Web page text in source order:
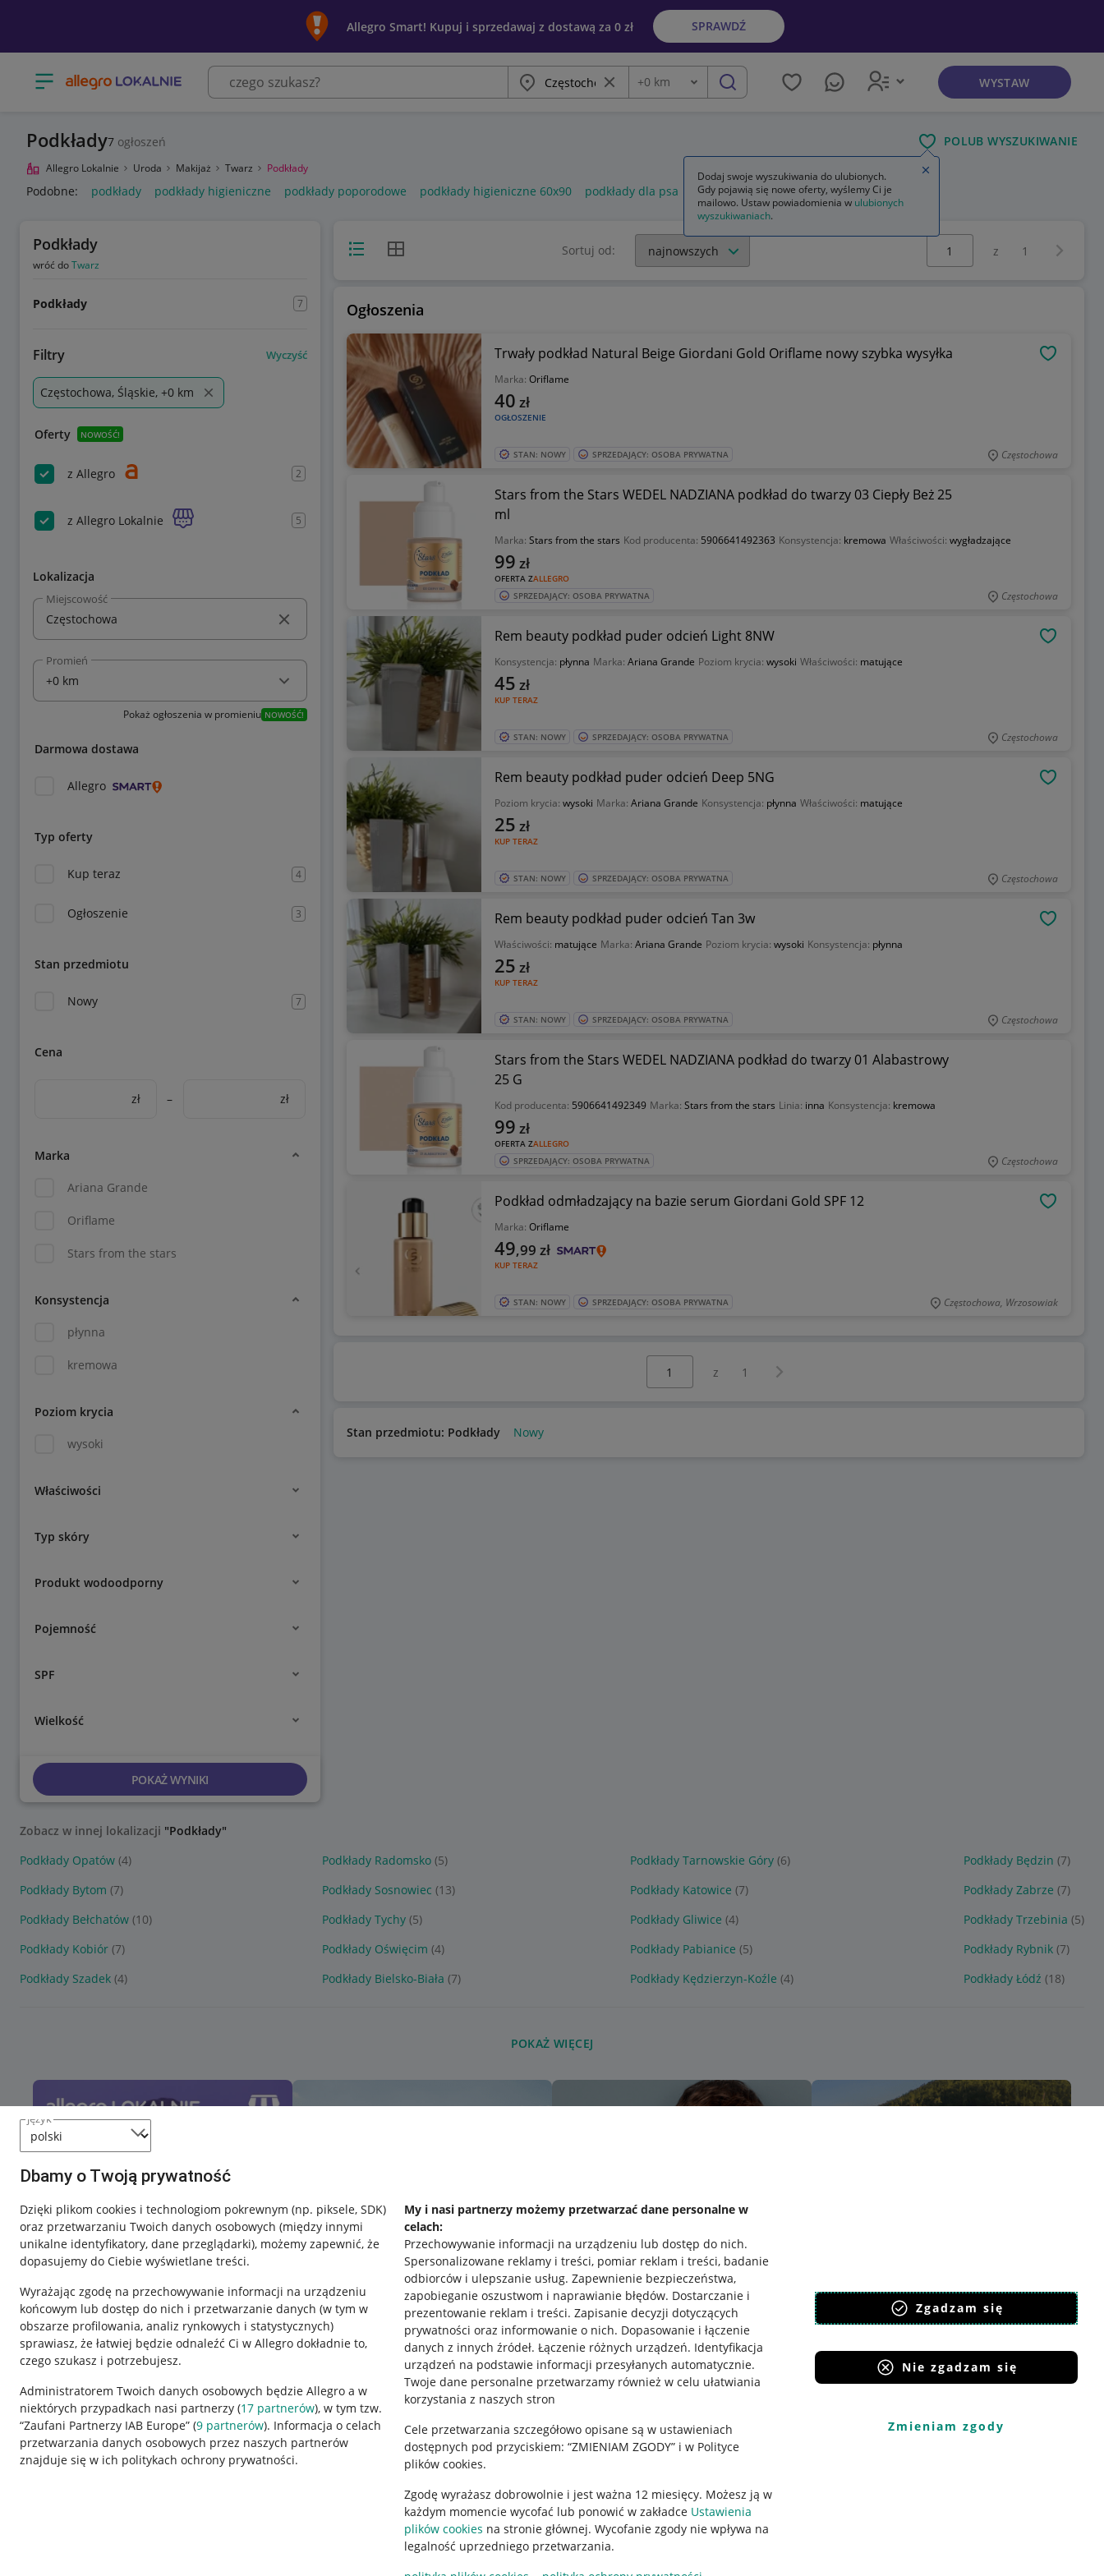
język
Dbamy o Twoją prywatność
Dzięki plikom cookies i technologiom pokrewnym (np. piksele, SDK)
oraz przetwarzaniu Twoich danych osobowych (między innymi
unikalne identyfikatory, dane przeglądarki), możemy zapewnić, że
dopasujemy do Ciebie wyświetlane treści.
Wyrażając zgodę na przechowywanie informacji na urządzeniu
końcowym lub dostęp do nich i przetwarzanie danych (w tym w
obszarze profilowania, analiz rynkowych i statystycznych)
sprawiasz, że łatwiej będzie odnaleźć Ci w Allegro dokładnie to,
czego szukasz i potrzebujesz.
Administratorem Twoich danych osobowych będzie Allegro a w
niektórych przypadkach nasi partnerzy (17 partnerów), w tym tzw.
“Zaufani Partnerzy IAB Europe” (9 partnerów). Informacja o celach
przetwarzania danych osobowych przez naszych partnerów
znajduje się w ich politykach ochrony prywatności.
My i nasi partnerzy możemy przetwarzać dane personalne w
celach:
Przechowywanie informacji na urządzeniu lub dostęp do nich.
Spersonalizowane reklamy i treści, pomiar reklam i treści, badanie
odbiorców i ulepszanie usług. Zapewnienie bezpieczeństwa,
zapobieganie oszustwom i naprawianie błędów. Dostarczanie i
prezentowanie reklam i treści. Zapisanie decyzji dotyczących
prywatności oraz informowanie o nich. Dopasowanie i łączenie
danych z innych źródeł. Łączenie różnych urządzeń. Identyfikacja
urządzeń na podstawie informacji przesyłanych automatycznie.
Twoje dane personalne przetwarzamy również w celu ułatwiania
korzystania z naszych stron
Cele przetwarzania szczegółowo opisane są w ustawieniach
dostępnych pod przyciskiem: “ZMIENIAM ZGODY” i w Polityce
plików cookies.
Zgodę wyrażasz dobrowolnie i jest ważna 12 miesięcy. Możesz ją w
każdym momencie wycofać lub ponowić w zakładce Ustawienia
plików cookies na stronie głównej. Wycofanie zgody nie wpływa na
legalność uprzedniego przetwarzania.
Zgadzam się
Nie zgadzam się
Zmieniam zgody
Allegro Smart! Kupuj i sprzedawaj z dostawą za 0 zł SPRAWDŹ
Otwórz menu z kategoriami Miasto Wyczyść frazę
Odległość
+0 km szukaj WYSTAW
Podkłady7 ogłoszeń POLUB WYSZUKIWANIE
Allegro Lokalnie Uroda Makijaż Twarz Podkłady
Podobne: podkłady podkłady higieniczne podkłady poporodowe podkłady higieniczne 60x90 podkłady dla psa
Podkłady
wróć doTwarz
Podkłady 7
Filtry Wyczyść
Częstochowa, Śląskie, +0 km
Oferty NOWOŚĆ!
z Allegro 2
z Allegro Lokalnie 5
Lokalizacja
Miejscowość
Promień
Pokaż ogłoszenia w promieniu NOWOŚĆ!
Darmowa dostawa
Allegro
Typ oferty
Kup teraz 4
Ogłoszenie 3
Stan przedmiotu
Nowy 7
Cena
zł – zł
Marka
Ariana Grande
Oriflame
Stars from the stars
Konsystencja
płynna
kremowa
Poziom krycia
wysoki
Właściwości
Typ skóry
Produkt wodoodporny
Pojemność
SPF
Wielkość
POKAŻ WYNIKI
Widok listyWidok siatki Sortuj od:
Wybierz stronę:
z 1
Ogłoszenia
Trwały podkład Natural Beige Giordani Gold Oriflame nowy szybka wysyłka
Marka: Oriflame
OGŁOSZENIE
40 zł
STAN: NOWY SPRZEDAJĄCY: OSOBA PRYWATNA Częstochowa
Stars from the Stars WEDEL NADZIANA podkład do twarzy 03 Ciepły Beż 25
ml
Marka: Stars from the stars Kod producenta: 5906641492363 Konsystencja: kremowa Właściwości: wygładzające
OFERTA ZALLEGRO
99 zł
SPRZEDAJĄCY: OSOBA PRYWATNA Częstochowa
Rem beauty podkład puder odcień Light 8NW
Konsystencja: płynna Marka: Ariana Grande Poziom krycia: wysoki Właściwości: matujące
KUP TERAZ
45 zł
STAN: NOWY SPRZEDAJĄCY: OSOBA PRYWATNA Częstochowa
Rem beauty podkład puder odcień Deep 5NG
Poziom krycia: wysoki Marka: Ariana Grande Konsystencja: płynna Właściwości: matujące
KUP TERAZ
25 zł
STAN: NOWY SPRZEDAJĄCY: OSOBA PRYWATNA Częstochowa
Rem beauty podkład puder odcień Tan 3w
Właściwości: matujące Marka: Ariana Grande Poziom krycia: wysoki Konsystencja: płynna
KUP TERAZ
25 zł
STAN: NOWY SPRZEDAJĄCY: OSOBA PRYWATNA Częstochowa
Stars from the Stars WEDEL NADZIANA podkład do twarzy 01 Alabastrowy
25 G
Kod producenta: 5906641492349 Marka: Stars from the stars Linia: inna Konsystencja: kremowa
OFERTA ZALLEGRO
99 zł
SPRZEDAJĄCY: OSOBA PRYWATNA Częstochowa
Podkład odmładzający na bazie serum Giordani Gold SPF 12
Marka: Oriflame
KUP TERAZ
49,99 zł
STAN: NOWY SPRZEDAJĄCY: OSOBA PRYWATNA Częstochowa, Wrzosowiak
z 1 Następna strona
Stan przedmiotu: Podkłady Nowy
Zobacz w innej lokalizacji "Podkłady"
Podkłady Opatów (4) Podkłady Radomsko (5) Podkłady Tarnowskie Góry (6) Podkłady Będzin (7)
Podkłady Bytom (7) Podkłady Sosnowiec (13) Podkłady Katowice (7) Podkłady Zabrze (7)
Podkłady Bełchatów (10) Podkłady Tychy (5) Podkłady Gliwice (4) Podkłady Trzebinia (5)
Podkłady Kobiór (7) Podkłady Oświęcim (4) Podkłady Pabianice (5) Podkłady Rybnik (7)
Podkłady Szadek (4) Podkłady Bielsko-Biała (7) Podkłady Kędzierzyn-Koźle (4) Podkłady Łódź (18)
POKAŻ WIĘCEJ
Przydatne informacje
Jak to działa
Napisz do nas
Allegro Gadane dla sprzedających
Regulamin
Polityka plików "cookies"
Ustawienia plików "cookies"
Udostępnianie lokalizacji
Informacje dla Aktu o Usługach Cyfrowych
Pobierz aplikację
Dodaj swoje wyszukiwania do ulubionych.
Gdy pojawią się nowe oferty, wyślemy Ci je
mailowo. Ustaw powiadomienia w ulubionych
wyszukiwaniach.
Zamknij wskazówkę